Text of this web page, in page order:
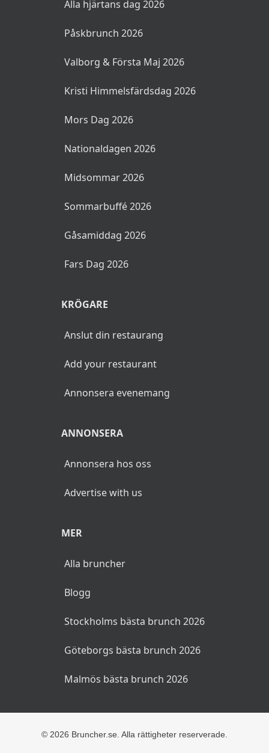
HELGDAGAR
Julbord 2026
Nyårsmiddag 2026/2027
Alla hjärtans dag 2026
Påskbrunch 2026
Valborg & Första Maj 2026
Kristi Himmelsfärdsdag 2026
Mors Dag 2026
Nationaldagen 2026
MER
Alla bruncher
Blogg